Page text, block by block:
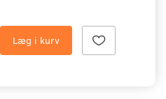
Læg i kurv